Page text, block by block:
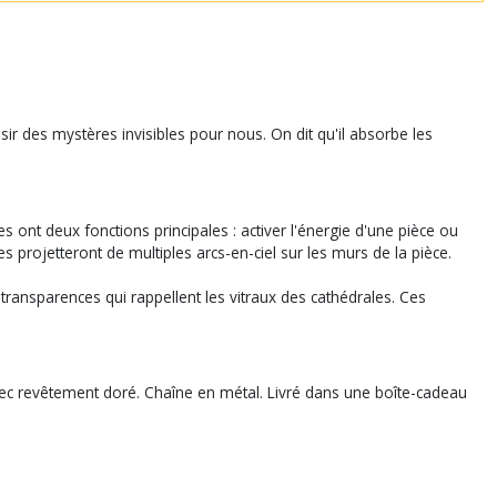
des mystères invisibles pour nous. On dit qu'il absorbe les
ont deux fonctions principales : activer l'énergie d'une pièce ou
projetteront de multiples arcs-en-ciel sur les murs de la pièce.
qui rappellent les vitraux des cathédrales. Ces
revêtement doré. Chaîne en métal. Livré dans une boîte-cadeau